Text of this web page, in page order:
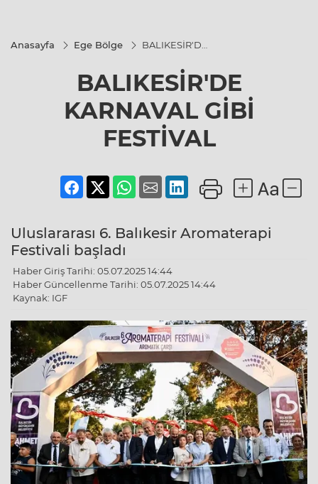
Anasayfa Ege Bölge
BALIKESİR'DE
GİBİ FESTİVAL
BALIKESİR'DE
KARNAVAL GİBİ
FESTİVAL
Uluslararası 6. Balıkesir Aromaterapi
Festivali başladı
Haber Giriş Tarihi: 05.07.2025 14:44
Haber Güncellenme Tarihi: 05.07.2025 14:44
Kaynak: IGF